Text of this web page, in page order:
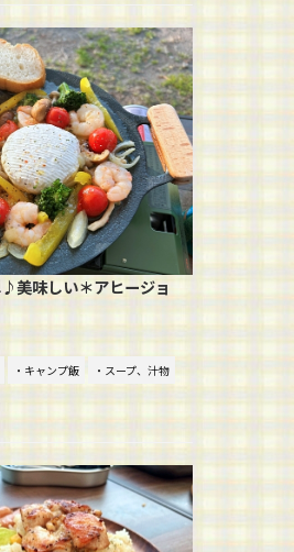
美味しい＊アヒージョ
・キャンプ飯
・スープ、汁物